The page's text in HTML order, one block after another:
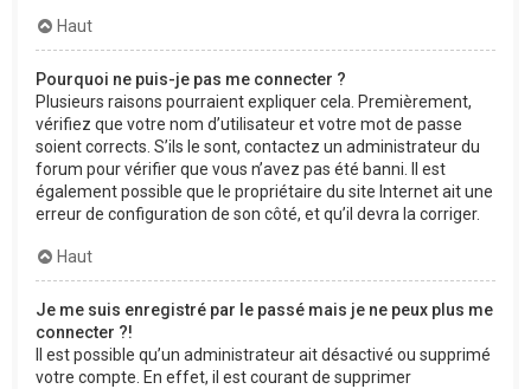
Haut
Pourquoi ne puis-je pas me connecter ?
Plusieurs raisons pourraient expliquer cela. Premièrement,
vérifiez que votre nom d’utilisateur et votre mot de passe
soient corrects. S’ils le sont, contactez un administrateur du
forum pour vérifier que vous n’avez pas été banni. Il est
également possible que le propriétaire du site Internet ait une
erreur de configuration de son côté, et qu’il devra la corriger.
Haut
Je me suis enregistré par le passé mais je ne peux plus me
connecter ?!
Il est possible qu’un administrateur ait désactivé ou supprimé
votre compte. En effet, il est courant de supprimer